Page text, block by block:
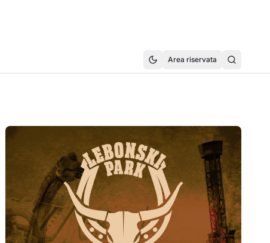
Area riservata